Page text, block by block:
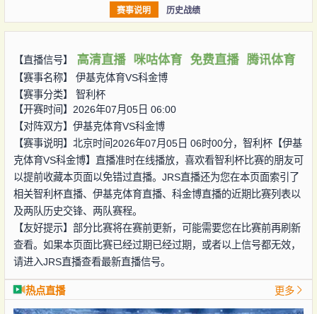
赛事说明 历史战绩
【直播信号】 高清直播 咪咕体育 免费直播 腾讯体育
【赛事名称】 伊基克体育VS科金博
【赛事分类】 智利杯
【开赛时间】2026年07月05日 06:00
【对阵双方】 伊基克体育VS科金博
【赛事说明】北京时间2026年07月05日 06时00分，智利杯【伊基
克体育VS科金博】直播准时在线播放，喜欢看智利杯比赛的朋友可
以提前收藏本页面以免错过直播。JRS直播还为您在本页面索引了
相关智利杯直播、伊基克体育直播、科金博直播的近期比赛列表以
及两队历史交锋、两队赛程。
【友好提示】部分比赛将在赛前更新，可能需要您在比赛前再刷新
查看。如果本页面比赛已经过期已经过期，或者以上信号都无效，
请进入JRS直播查看最新直播信号。
热点直播 更多